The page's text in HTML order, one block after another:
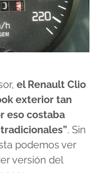
el Renault Clio
exterior tan
eso costaba
. Sin
podemos ver
versión del